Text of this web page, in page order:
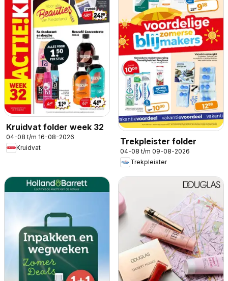
Kruidvat folder week 32
04-08 t/m 16-08-2026
Kruidvat
Trekpleister folder
04-08 t/m 09-08-2026
Trekpleister